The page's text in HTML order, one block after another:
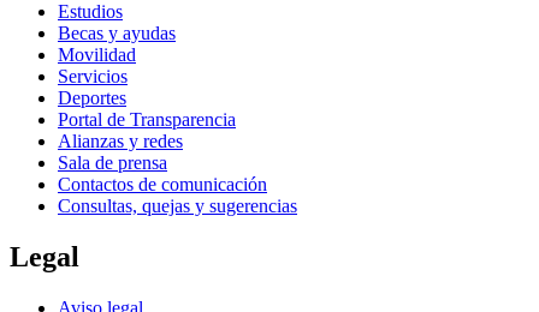
Estudios
Becas y ayudas
Movilidad
Servicios
Deportes
Portal de Transparencia
Alianzas y redes
Sala de prensa
Contactos de comunicación
Consultas, quejas y sugerencias
Legal
Aviso legal